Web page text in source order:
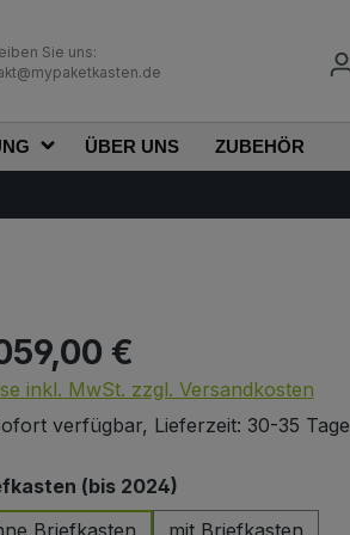
Sie uns:
ÜBER UNS ZUBEHÖR
Preis: €
inkl. MwSt. zzgl. Versandkosten
verfügbar, Lieferzeit: 30-35 Tage
(bis 2024)auswählen